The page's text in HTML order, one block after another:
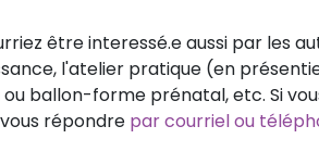
être interessé.e aussi par les
l'atelier pratique (en
ballon-forme prénatal, etc. Si
répondre par courriel ou